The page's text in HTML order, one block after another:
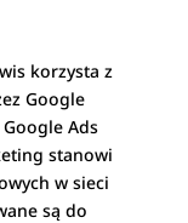
korzysta z
Google
Ads
stanowi
w sieci
są do